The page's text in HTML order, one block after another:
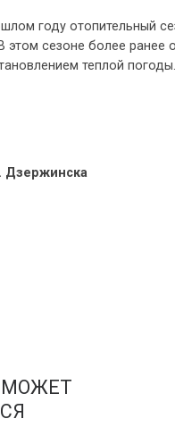
году отопительный
этом сезоне более ранее
теплой погоды.
Дзержинска